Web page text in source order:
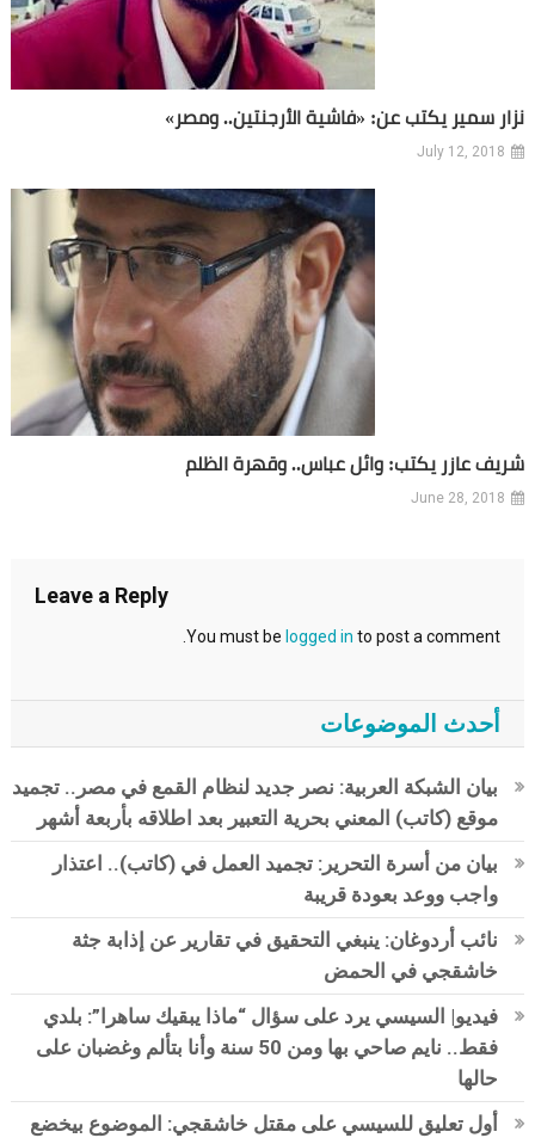
نزار سمير يكتب عن: «فاشية الأرجنتين.. ومصر»
July 12, 2018
شريف عازر يكتب: وائل عباس.. وقهرة الظلم
June 28, 2018
Leave a Reply
You must be logged in to post a comment.
أحدث الموضوعات
بيان الشبكة العربية: نصر جديد لنظام القمع في مصر.. تجميد
موقع (كاتب) المعني بحرية التعبير بعد اطلاقه بأربعة أشهر
بيان من أسرة التحرير: تجميد العمل في (كاتب).. اعتذار
واجب ووعد بعودة قريبة
نائب أردوغان: ينبغي التحقيق في تقارير عن إذابة جثة
خاشقجي في الحمض
فيديو| السيسي يرد على سؤال “ماذا يبقيك ساهرا”: بلدي
فقط.. نايم صاحي بها ومن 50 سنة وأنا بتألم وغضبان على
حالها
أول تعليق للسيسي على مقتل خاشقجي: الموضوع بيخضع